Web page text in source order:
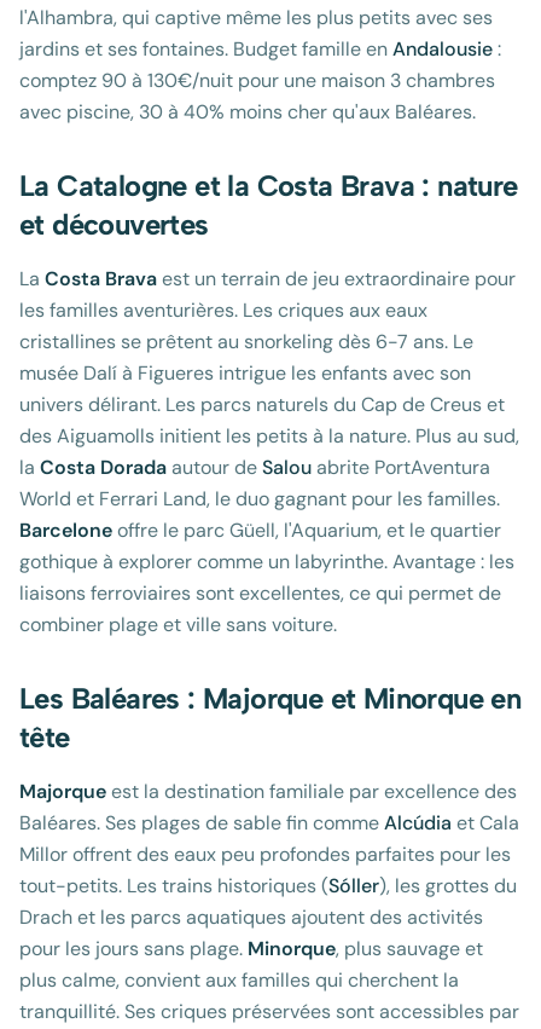
l'Alhambra, qui captive même les plus petits avec ses
jardins et ses fontaines. Budget famille enAndalousie:
comptez 90 à 130€/nuit pour une maison 3 chambres
avec piscine, 30 à 40% moins cher qu'aux Baléares.
La Catalogne et la Costa Brava : nature
et découvertes
La Costa Bravaest un terrain de jeu extraordinaire pour
les familles aventurières. Les criques aux eaux
cristallines se prêtent au snorkeling dès 6-7 ans. Le
musée Dalí à Figueres intrigue les enfants avec son
univers délirant. Les parcs naturels du Cap de Creus et
des Aiguamolls initient les petits à la nature. Plus au sud,
la Costa Doradaautour deSalouabrite PortAventura
World et Ferrari Land, le duo gagnant pour les familles.
Barceloneoffre le parc Güell, l'Aquarium, et le quartier
gothique à explorer comme un labyrinthe. Avantage : les
liaisons ferroviaires sont excellentes, ce qui permet de
combiner plage et ville sans voiture.
Les Baléares : Majorque et Minorque en
tête
Majorqueest la destination familiale par excellence des
Baléares. Ses plages de sable fin commeAlcúdia et Cala
Millor offrent des eaux peu profondes parfaites pour les
tout-petits. Les trains historiques (Sóller), les grottes du
Drach et les parcs aquatiques ajoutent des activités
pour les jours sans plage. Minorque, plus sauvage et
plus calme, convient aux familles qui cherchent la
tranquillité. Ses criques préservées sont accessibles par